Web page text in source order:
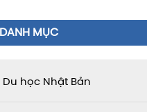
DANH MỤC
Du học Nhật Bản